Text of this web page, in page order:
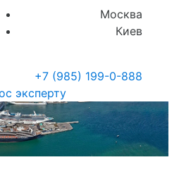
Москва
Киев
+7 (985) 199-0-888
эксперту